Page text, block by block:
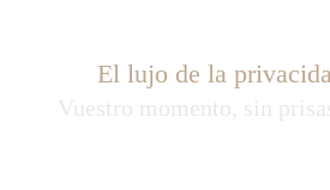
El lujo de la
Vuestro momento, sin